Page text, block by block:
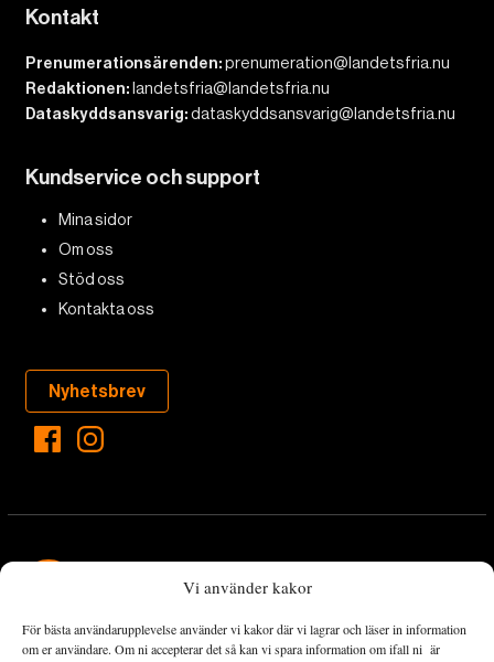
Vi använder kakor
För bästa användarupplevelse använder vi kakor där vi lagrar och läser in information
om er användare. Om ni accepterar det så kan vi spara information om ifall ni är
Kontakt
Prenumerationsärenden:prenumeration@landetsfria.nu
Redaktionen: landetsfria@landetsfria.nu
Dataskyddsansvarig:dataskyddsansvarig@landetsfria.nu
Kundservice och support
Mina sidor
Om oss
Stöd oss
Kontakta oss
Nyhetsbrev
Landets Fria Tidning är en nyhetstidning med bred bevakning av